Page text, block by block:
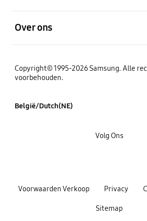
Over ons
Copyright© 1995-2026 Samsung. Alle
voorbehouden.
België/Dutch(NE)
Voorwaarden Verkoop Privacy
Sitemap
Volg Ons